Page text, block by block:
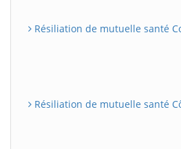
Résiliation de mutuelle santé
Résiliation de mutuelle santé